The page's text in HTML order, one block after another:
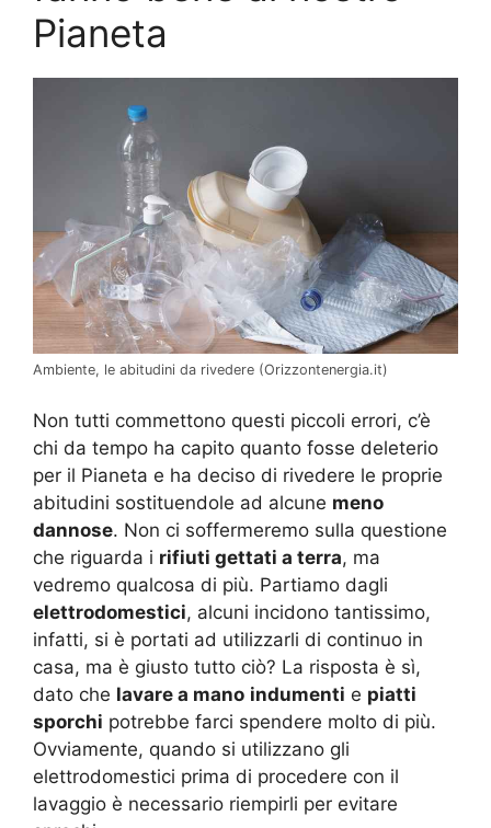
Pianeta
Ambiente, le abitudini da rivedere (Orizzontenergia.it)
Non tutti commettono questi piccoli errori, c’è
chi da tempo ha capito quanto fosse deleterio
per il Pianeta e ha deciso di rivedere le proprie
abitudini sostituendole ad alcune meno
dannose. Non ci soffermeremo sulla questione
che riguarda i rifiuti gettati a terra, ma
vedremo qualcosa di più. Partiamo dagli
elettrodomestici, alcuni incidono tantissimo,
infatti, si è portati ad utilizzarli di continuo in
casa, ma è giusto tutto ciò? La risposta è sì,
dato che lavare a mano indumenti e piatti
sporchi potrebbe farci spendere molto di più.
Ovviamente, quando si utilizzano gli
elettrodomestici prima di procedere con il
lavaggio è necessario riempirli per evitare